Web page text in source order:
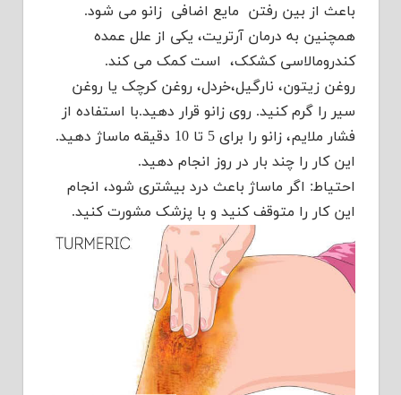
باعث از بین رفتن مایع اضافی زانو می شود.
همچنین به درمان آرتریت، یکی از علل عمده
کندرومالاسی کشکک، است کمک می کند.
روغن زیتون، نارگیل،خردل، روغن کرچک یا روغن
سیر را گرم کنید. روی زانو قرار دهید.با استفاده از
فشار ملایم، زانو را برای 5 تا 10 دقیقه ماساژ دهید.
این کار را چند بار در روز انجام دهید.
احتیاط: اگر ماساژ باعث درد بیشتری شود، انجام
این کار را متوقف کنید و با پزشک مشورت کنید.